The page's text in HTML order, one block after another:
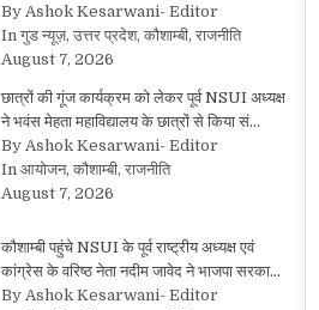
By Ashok Kesarwani- Editor
In गुड न्यूज़, उत्तर प्रदेश, कौशाम्बी, राजनीति
August 7, 2026
छात्रों की गूंज कार्यक्रम को लेकर पूर्व NSUI अध्यक्ष
ने भवंस मेहता महाविद्यालय के छात्रों से किया सं…
By Ashok Kesarwani- Editor
In आयोजन, कौशाम्बी, राजनीति
August 7, 2026
कौशाम्बी पहुंचे NSUI के पूर्व राष्ट्रीय अध्यक्ष एवं
कांग्रेस के वरिष्ठ नेता नदीम जावेद ने भाजपा सरका…
By Ashok Kesarwani- Editor